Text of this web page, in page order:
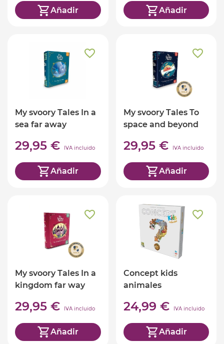
Añadir Añadir
My svoory Tales In a
sea far away
29,95 € IVA incluido
Añadir
My svoory Tales To
space and beyond
29,95 € IVA incluido
Añadir
My svoory Tales In a
kingdom far way
29,95 € IVA incluido
Añadir
Concept kids
animales
24,99 € IVA incluido
Añadir